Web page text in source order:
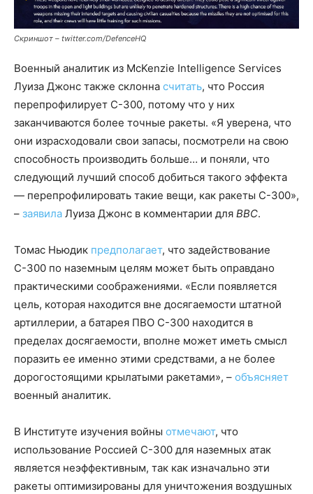
Скриншот – twitter.com/DefenceHQ
Военный аналитик из McKenzie Intelligence Services
Луиза Джонс также склонна считать, что Россия
перепрофилирует С-300, потому что у них
заканчиваются более точные ракеты. «Я уверена, что
они израсходовали свои запасы, посмотрели на свою
способность производить больше… и поняли, что
следующий лучший способ добиться такого эффекта
— перепрофилировать такие вещи, как ракеты С-300»,
– заявила Луиза Джонс в комментарии для BBC.
Томас Ньюдик предполагает, что задействование
С-300 по наземным целям может быть оправдано
практическими соображениями. «Если появляется
цель, которая находится вне досягаемости штатной
артиллерии, а батарея ПВО С-300 находится в
пределах досягаемости, вполне может иметь смысл
поразить ее именно этими средствами, а не более
дорогостоящими крылатыми ракетами», – объясняет
военный аналитик.
В Институте изучения войны отмечают, что
использование Россией С-300 для наземных атак
является неэффективным, так как изначально эти
ракеты оптимизированы для уничтожения воздушных